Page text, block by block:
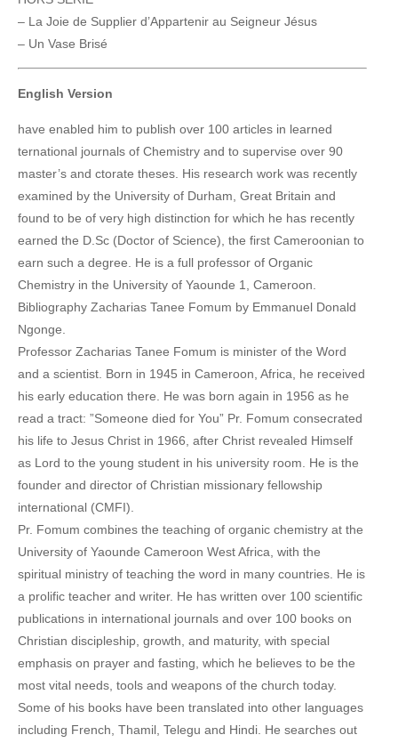
– La Joie de Supplier d’Appartenir au Seigneur Jésus
– Un Vase Brisé
English Version
have enabled him to publish over 100 articles in learned
ternational journals of Chemistry and to supervise over 90
master’s and ctorate theses. His research work was recently
examined by the University of Durham, Great Britain and
found to be of very high distinction for which he has recently
earned the D.Sc (Doctor of Science), the first Cameroonian to
earn such a degree. He is a full professor of Organic
Chemistry in the University of Yaounde 1, Cameroon.
Bibliography Zacharias Tanee Fomum by Emmanuel Donald
Ngonge.
Professor Zacharias Tanee Fomum is minister of the Word
and a scientist. Born in 1945 in Cameroon, Africa, he received
his early education there. He was born again in 1956 as he
read a tract: ”Someone died for You” Pr. Fomum consecrated
his life to Jesus Christ in 1966, after Christ revealed Himself
as Lord to the young student in his university room. He is the
founder and director of Christian missionary fellowship
international (CMFI).
Pr. Fomum combines the teaching of organic chemistry at the
University of Yaounde Cameroon West Africa, with the
spiritual ministry of teaching the word in many countries. He is
a prolific teacher and writer. He has written over 100 scientific
publications in international journals and over 100 books on
Christian discipleship, growth, and maturity, with special
emphasis on prayer and fasting, which he believes to be the
most vital needs, tools and weapons of the church today.
Some of his books have been translated into other languages
including French, Thamil, Telegu and Hindi. He searches out